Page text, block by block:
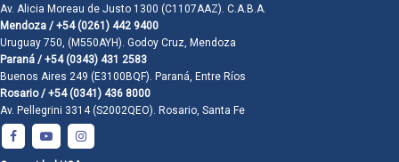
Av. Alicia Moreau de Justo 1300 (C1107AAZ). C.A.B.A.
Mendoza / +54 (0261) 442 9400
Uruguay 750, (M550AYH). Godoy Cruz, Mendoza
Paraná / +54 (0343) 431 2583
Buenos Aires 249 (E3100BQF). Paraná, Entre Ríos
Rosario / +54 (0341) 436 8000
Av. Pellegrini 3314 (S2002QEO). Rosario, Santa Fe